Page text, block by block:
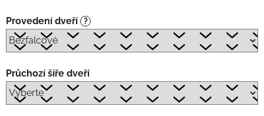
Provedení dveří ?
Průchozí šíře dveří